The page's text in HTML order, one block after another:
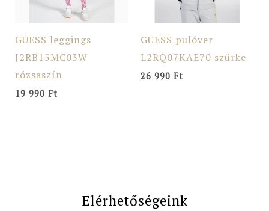
GUESS leggings
J2RB15MC03W
rózsaszín
19 990 Ft
GUESS pulóver
L2RQ07KAE70 szürke
26 990 Ft
Elérhetőségeink